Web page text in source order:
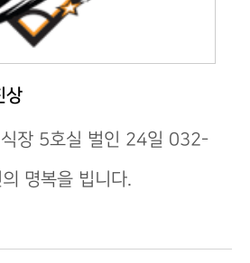
상
식장 5호실 벌인 24일 032-
명복을 빕니다.